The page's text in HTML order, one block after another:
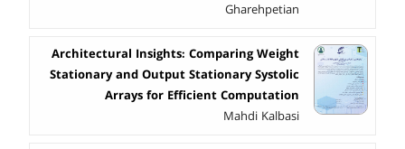
Gharehpetian
Architectural Insights: Comparing Weight
Stationary and Output Stationary Systolic
Arrays for Efficient Computation
Mahdi Kalbasi